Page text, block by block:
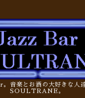
音楽とお酒の大好きな人
SOULTRANE。